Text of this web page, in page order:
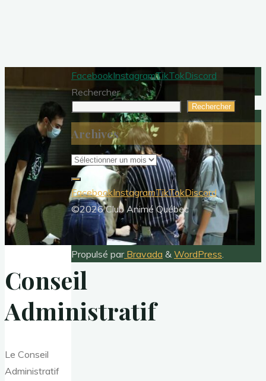
Conseil
Administratif
Le Conseil
Administratif
FacebookInstagramTikTokDiscord
Rechercher
Rechercher
Archives
Archives
FacebookInstagramTikTokDiscord
©2026 Club Animé Québec
Propulsé parBravada & WordPress